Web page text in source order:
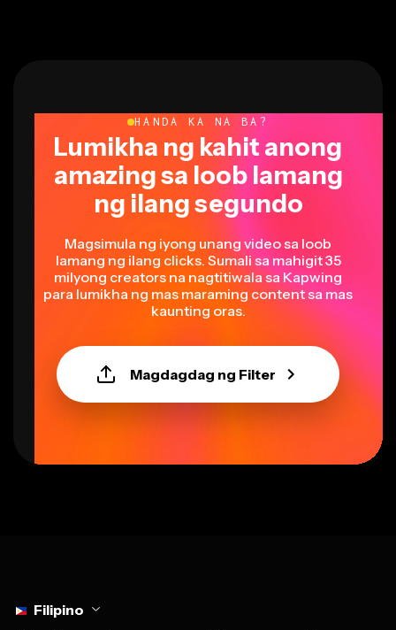
HANDA KA NA BA?
Lumikha ng kahit anong
amazing sa loob lamang
ng ilang segundo
Magsimula ng iyong unang video sa loob
lamang ng ilang clicks. Sumali sa mahigit 35
milyong creators na nagtitiwala sa Kapwing
para lumikha ng mas maraming content sa mas
kaunting oras.
Magdagdag ng Filter
Filipino